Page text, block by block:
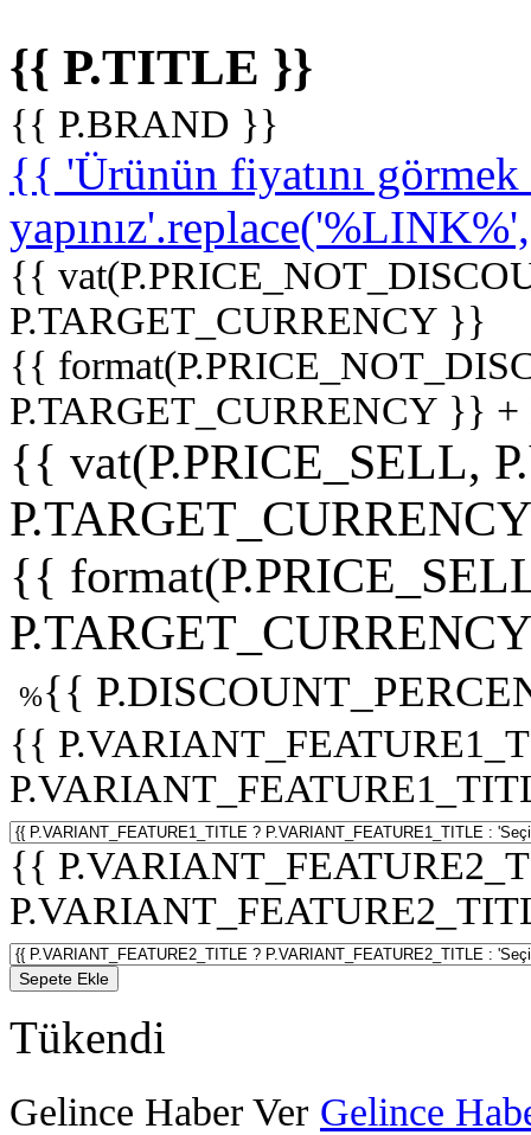
{{ P.TITLE }}
{{ P.BRAND }}
{{ 'Ürünün fiyatını
{{
P.TARGET_CURRENCY }}
{{
P.TARGET_CURRENCY }}
{{ vat(P.PRICE_SELL,
{{
%{{
{{
{{
Sepete Ekle
Tükendi
Gelince Haber Ver Gelince